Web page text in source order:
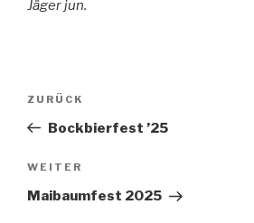
Jäger jun.
Beitragsnavigation
Vorheriger
Beitrag
ZURÜCK
Bockbierfest ’25
Nächster
Beitrag
WEITER
Maibaumfest 2025